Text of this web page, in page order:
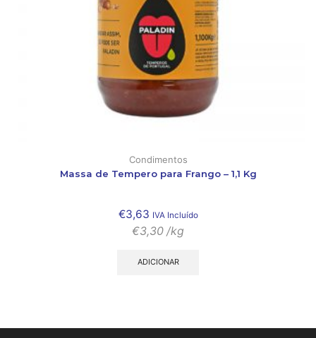
Condimentos
Massa de Tempero para Frango – 1,1 Kg
€3,63 IVA Incluído
€3,30 /kg
ADICIONAR